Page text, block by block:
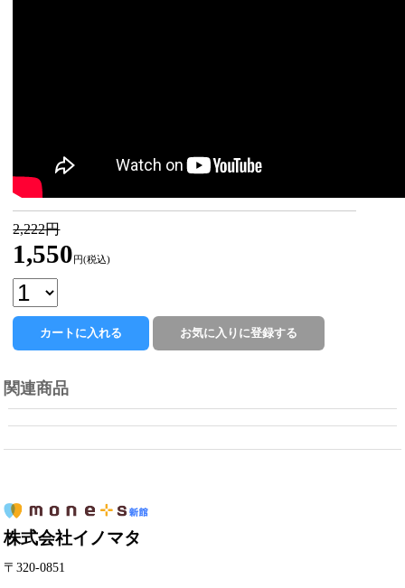
2,222円
1,550 円(税込)
関連商品
株式会社イノマタ
〒320-0851